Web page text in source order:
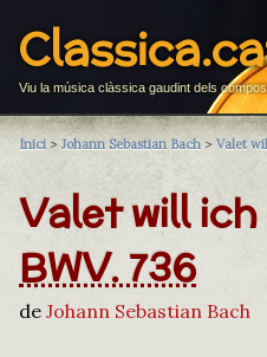
Viu la música clàssica gaudint dels
Inici > Johann Sebastian Bach > Valet
Valet will
BWV. 736
de Johann Sebastian Bach